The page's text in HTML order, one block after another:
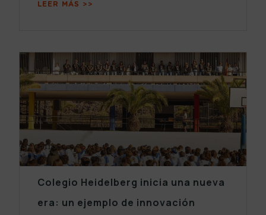
LEER MÁS >>
Colegio Heidelberg inicia una nueva
era: un ejemplo de innovación